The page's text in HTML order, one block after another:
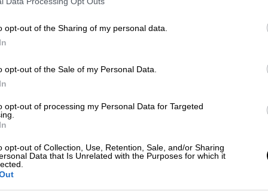
opt-out of the Sharing of my personal data.
opt-out of the Sale of my Personal Data.
opt-out of processing my Personal Data for Targeted
opt-out of Collection, Use, Retention, Sale, and/or Sharing
Data that Is Unrelated with the Purposes for which it
ή κατά τη διάρκεια εκδρομών με σκάφος
ομάδες δεν επιτρέπεται να
και δεν πρέπει να εμποδίζουν την
της Βαρένα
μεγάφωνα κατά τις ξεναγήσεις.
ζωής μας»